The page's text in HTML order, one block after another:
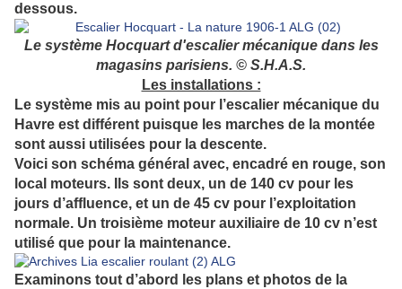
dessous.
Le système Hocquart d'escalier mécanique dans les
magasins parisiens. © S.H.A.S.
Les installations :
Le système mis au point pour l’escalier mécanique du
Havre est différent puisque les marches de la montée
sont aussi utilisées pour la descente.
Voici son schéma général avec, encadré en rouge, son
local moteurs. Ils sont deux, un de 140 cv pour les
jours d’affluence, et un de 45 cv pour l’exploitation
normale. Un troisième moteur auxiliaire de 10 cv n’est
utilisé que pour la maintenance.
Examinons tout d’abord les plans et photos de la